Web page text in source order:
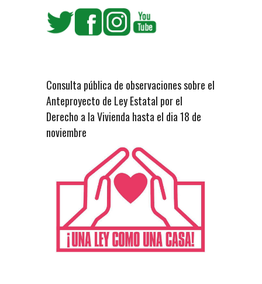
Consulta pública de observaciones sobre el
Anteproyecto de Ley Estatal por el
Derecho a la Vivienda hasta el dia 18 de
noviembre